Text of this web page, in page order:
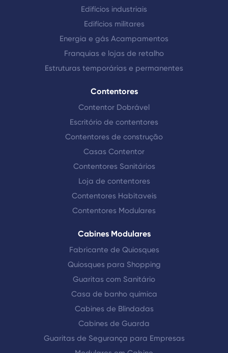
Edifícios industriais
Edifícios militares
Energia e gás Acampamentos
Franquias e lojas de retalho
Estruturas temporárias e permanentes
Contentores
Contentor Dobrável
Escritório de contentores
Contentores de construção
Casas Contentor
Contentores Sanitários
Loja de contentores
Contentores Habitaveis
Contentores Modulares
Cabines Modulares
Fabricante de Quiosques
Quiosques para Shopping
Guaritas com Sanitário
Casa de banho química
Cabines de Blindadas
Cabines de Guarda
Guaritas de Segurança para Empresas